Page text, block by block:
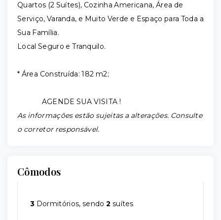
Quartos (2 Suítes), Cozinha Americana, Área de
Serviço, Varanda, e Muito Verde e Espaço para Toda a
Sua Família.
Local Seguro e Tranquilo.
* Área Construída: 182 m2;
AGENDE SUA VISITA !
As informações estão sujeitas a alterações. Consulte
o corretor responsável.
Cômodos
3 Dormitórios, sendo2 suítes